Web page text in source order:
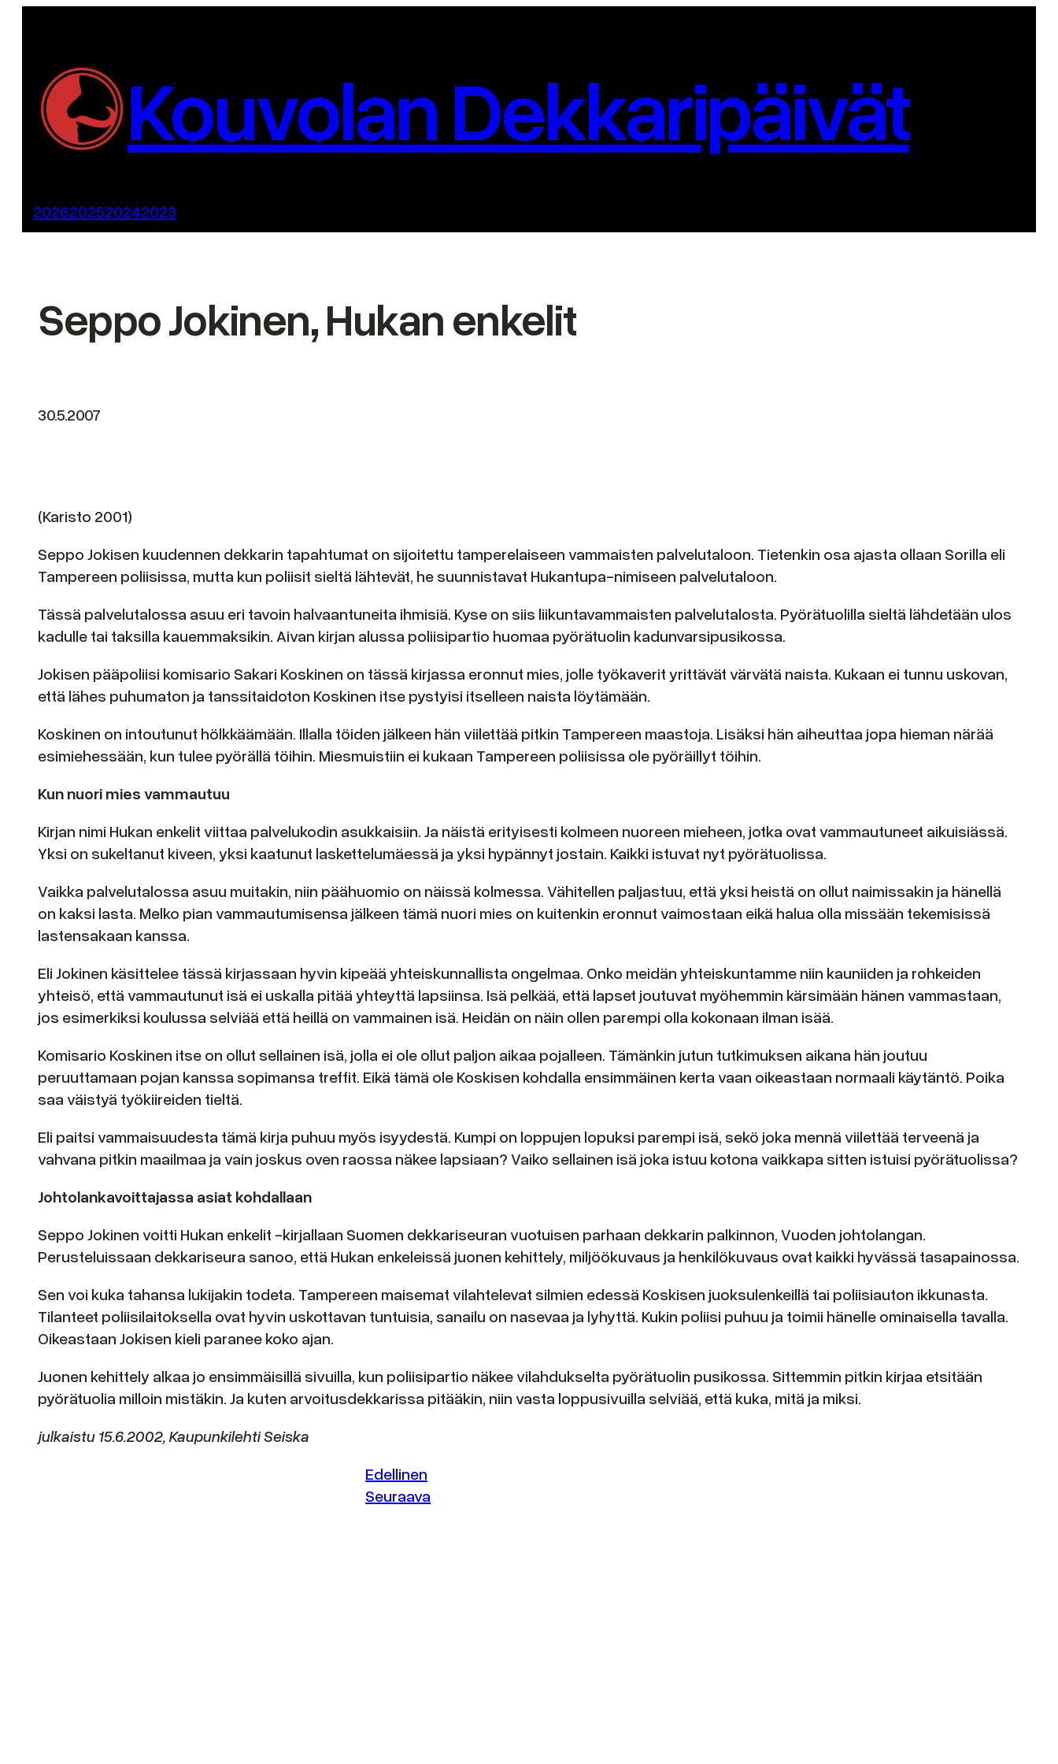
Kouvolan Dekkaripäivät
2026202520242023
Seppo Jokinen, Hukan enkelit
30.5.2007
(Karisto 2001)
Seppo Jokisen kuudennen dekkarin tapahtumat on sijoitettu tamperelaiseen vammaisten palvelutaloon. Tietenkin osa ajasta ollaan Sorilla eli
Tampereen poliisissa, mutta kun poliisit sieltä lähtevät, he suunnistavat Hukantupa-nimiseen palvelutaloon.
Tässä palvelutalossa asuu eri tavoin halvaantuneita ihmisiä. Kyse on siis liikuntavammaisten palvelutalosta. Pyörätuolilla sieltä lähdetään ulos
kadulle tai taksilla kauemmaksikin. Aivan kirjan alussa poliisipartio huomaa pyörätuolin kadunvarsipusikossa.
Jokisen pääpoliisi komisario Sakari Koskinen on tässä kirjassa eronnut mies, jolle työkaverit yrittävät värvätä naista. Kukaan ei tunnu uskovan,
että lähes puhumaton ja tanssitaidoton Koskinen itse pystyisi itselleen naista löytämään.
Koskinen on intoutunut hölkkäämään. Illalla töiden jälkeen hän viilettää pitkin Tampereen maastoja. Lisäksi hän aiheuttaa jopa hieman närää
esimiehessään, kun tulee pyörällä töihin. Miesmuistiin ei kukaan Tampereen poliisissa ole pyöräillyt töihin.
Kun nuori mies vammautuu
Kirjan nimi Hukan enkelit viittaa palvelukodin asukkaisiin. Ja näistä erityisesti kolmeen nuoreen mieheen, jotka ovat vammautuneet aikuisiässä.
Yksi on sukeltanut kiveen, yksi kaatunut laskettelumäessä ja yksi hypännyt jostain. Kaikki istuvat nyt pyörätuolissa.
Vaikka palvelutalossa asuu muitakin, niin päähuomio on näissä kolmessa. Vähitellen paljastuu, että yksi heistä on ollut naimissakin ja hänellä
on kaksi lasta. Melko pian vammautumisensa jälkeen tämä nuori mies on kuitenkin eronnut vaimostaan eikä halua olla missään tekemisissä
lastensakaan kanssa.
Eli Jokinen käsittelee tässä kirjassaan hyvin kipeää yhteiskunnallista ongelmaa. Onko meidän yhteiskuntamme niin kauniiden ja rohkeiden
yhteisö, että vammautunut isä ei uskalla pitää yhteyttä lapsiinsa. Isä pelkää, että lapset joutuvat myöhemmin kärsimään hänen vammastaan,
jos esimerkiksi koulussa selviää että heillä on vammainen isä. Heidän on näin ollen parempi olla kokonaan ilman isää.
Komisario Koskinen itse on ollut sellainen isä, jolla ei ole ollut paljon aikaa pojalleen. Tämänkin jutun tutkimuksen aikana hän joutuu
peruuttamaan pojan kanssa sopimansa treffit. Eikä tämä ole Koskisen kohdalla ensimmäinen kerta vaan oikeastaan normaali käytäntö. Poika
saa väistyä työkiireiden tieltä.
Eli paitsi vammaisuudesta tämä kirja puhuu myös isyydestä. Kumpi on loppujen lopuksi parempi isä, sekö joka mennä viilettää terveenä ja
vahvana pitkin maailmaa ja vain joskus oven raossa näkee lapsiaan? Vaiko sellainen isä joka istuu kotona vaikkapa sitten istuisi pyörätuolissa?
Johtolankavoittajassa asiat kohdallaan
Seppo Jokinen voitti Hukan enkelit -kirjallaan Suomen dekkariseuran vuotuisen parhaan dekkarin palkinnon, Vuoden johtolangan.
Perusteluissaan dekkariseura sanoo, että Hukan enkeleissä juonen kehittely, miljöökuvaus ja henkilökuvaus ovat kaikki hyvässä tasapainossa.
Sen voi kuka tahansa lukijakin todeta. Tampereen maisemat vilahtelevat silmien edessä Koskisen juoksulenkeillä tai poliisiauton ikkunasta.
Tilanteet poliisilaitoksella ovat hyvin uskottavan tuntuisia, sanailu on nasevaa ja lyhyttä. Kukin poliisi puhuu ja toimii hänelle ominaisella tavalla.
Oikeastaan Jokisen kieli paranee koko ajan.
Juonen kehittely alkaa jo ensimmäisillä sivuilla, kun poliisipartio näkee vilahdukselta pyörätuolin pusikossa. Sittemmin pitkin kirjaa etsitään
pyörätuolia milloin mistäkin. Ja kuten arvoitusdekkarissa pitääkin, niin vasta loppusivuilla selviää, että kuka, mitä ja miksi.
julkaistu 15.6.2002, Kaupunkilehti Seiska
Edellinen
Seuraava